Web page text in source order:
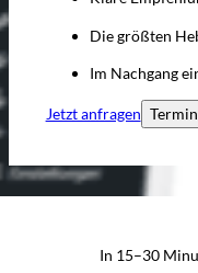
Die größten
Im Nachgang
Jetzt anfragen
In 15–30